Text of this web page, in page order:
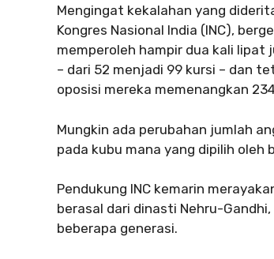
Mengingat kekalahan yang
Kongres Nasional India (INC),
memperoleh hampir dua kali lipat
– dari 52 menjadi 99 kursi – dan
oposisi mereka memenangkan
Mungkin ada perubahan jumlah
pada kubu mana yang dipilih oleh
Pendukung INC kemarin
berasal dari dinasti Nehru-
beberapa generasi.